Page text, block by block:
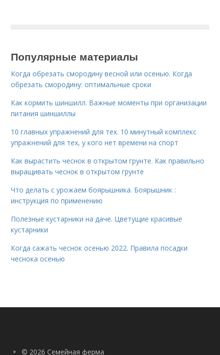
Популярные материалы
Когда обрезать смородину весной или осенью. Когда
обрезать смородину: оптимальные сроки
Как кормить шиншилл. Важные моменты при организации
питания шиншиллы
10 главных упражнений для тех. 10 минутный комплекс
упражнений для тех, у кого нет времени на спорт
Как вырастить чеснок в открытом грунте. Как правильно
выращивать чеснок в открытом грунте
Что делать с урожаем боярышника. Боярышник :
инструкция по применению
Полезные кустарники на даче. Цветущие красивые
кустарники
Когда сажать чеснок осенью 2022. Правила посадки
чеснока осенью
© 2026 Семейная ферма